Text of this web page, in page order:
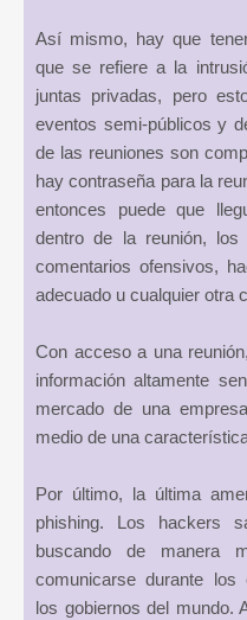
Así mismo, hay que
que se refiere a la
juntas privadas, pero
eventos semi-públicos y
de las reuniones son
hay contraseña para la
entonces puede que
dentro de la reunión, los
comentarios ofensivos,
adecuado u cualquier otra
Con acceso a una
información altamente
mercado de una
medio de una
Por último, la última
phishing. Los hackers
buscando de manera
comunicarse durante los
los gobiernos del mundo.